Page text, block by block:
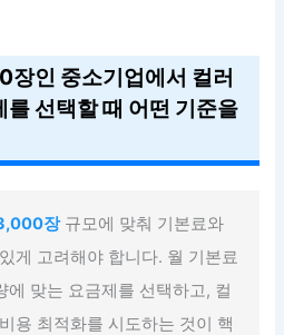
장인 중소기업에서 컬러
를 선택할 때 어떤 기준을
장규모에 맞춰 기본료와
게 고려해야 합니다. 월 기본료
에 맞는 요금제를 선택하고, 컬
용 최적화를 시도하는 것이 핵